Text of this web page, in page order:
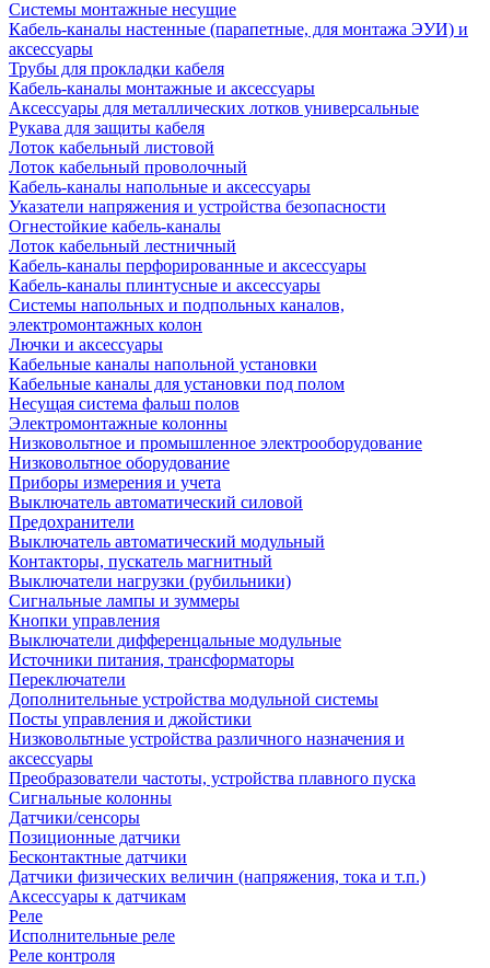
Системы монтажные несущие
Кабель-каналы настенные (парапетные, для монтажа ЭУИ) и
аксессуары
Трубы для прокладки кабеля
Кабель-каналы монтажные и аксессуары
Аксессуары для металлических лотков универсальные
Рукава для защиты кабеля
Лоток кабельный листовой
Лоток кабельный проволочный
Кабель-каналы напольные и аксессуары
Указатели напряжения и устройства безопасности
Огнестойкие кабель-каналы
Лоток кабельный лестничный
Кабель-каналы перфорированные и аксессуары
Кабель-каналы плинтусные и аксессуары
Системы напольных и подпольных каналов,
электромонтажных колон
Лючки и аксессуары
Кабельные каналы напольной установки
Кабельные каналы для установки под полом
Несущая система фальш полов
Электромонтажные колонны
Низковольтное и промышленное электрооборудование
Низковольтное оборудование
Приборы измерения и учета
Выключатель автоматический силовой
Предохранители
Выключатель автоматический модульный
Контакторы, пускатель магнитный
Выключатели нагрузки (рубильники)
Сигнальные лампы и зуммеры
Кнопки управления
Выключатели дифференцальные модульные
Источники питания, трансформаторы
Переключатели
Дополнительные устройства модульной системы
Посты управления и джойстики
Низковольтные устройства различного назначения и
аксессуары
Преобразователи частоты, устройства плавного пуска
Сигнальные колонны
Датчики/сенсоры
Позиционные датчики
Бесконтактные датчики
Датчики физических величин (напряжения, тока и т.п.)
Аксессуары к датчикам
Реле
Исполнительные реле
Реле контроля